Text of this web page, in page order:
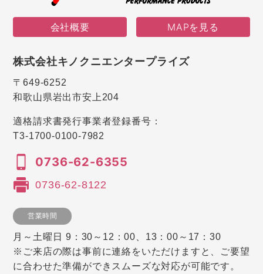
会社概要 MAPを見る
株式会社キノクニエンタープライズ
〒649-6252
和歌山県岩出市安上204
適格請求書発行事業者登録番号：
T3-1700-0100-7982
0736-62-6355
0736-62-8122
営業時間
月～土曜日 9：30～12：00、13：00～17：30
※ご来店の際は事前に連絡をいただけますと、ご要望
に合わせた準備ができスムーズな対応が可能です。